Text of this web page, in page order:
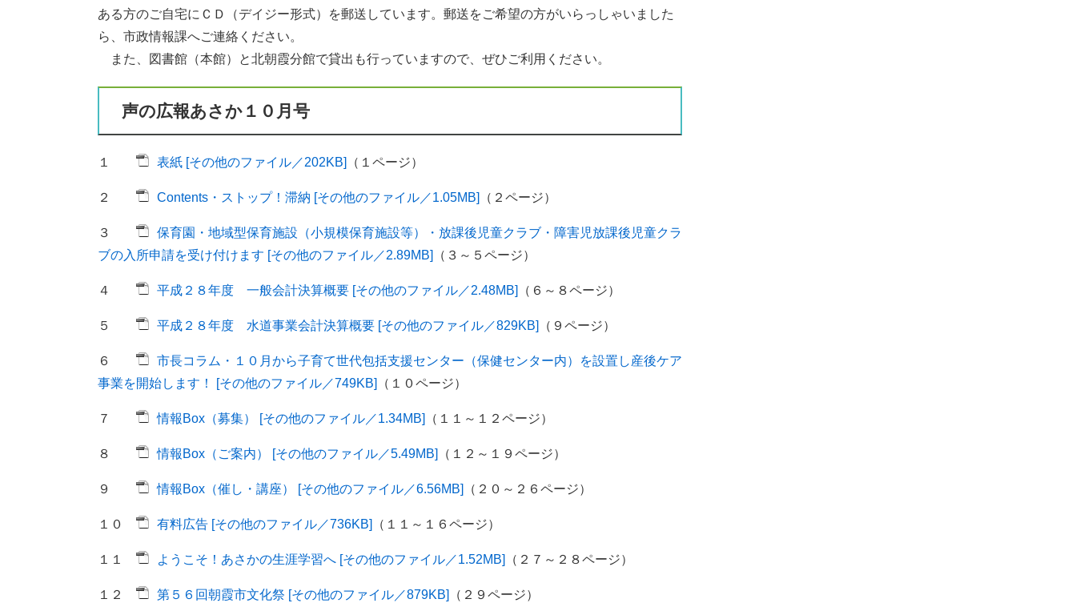
ある方のご自宅にＣＤ（デイジー形式）を郵送しています。郵送をご希望の方がいらっしゃいました
ら、市政情報課へご連絡ください。
また、図書館（本館）と北朝霞分館で貸出も行っていますので、ぜひご利用ください。
声の広報あさか１０月号
１ 表紙 [その他のファイル／202KB] （１ページ）
２ Contents・ストップ！滞納 [その他のファイル／1.05MB] （２ページ）
３
保育園・地域型保育施設（小規模保育施設等）・放課後児童クラブ・障害児放課後児童クラ
ブの入所申請を受け付けます [その他のファイル／2.89MB]
（３～５ページ）
４ 平成２８年度 一般会計決算概要 [その他のファイル／2.48MB] （６～８ページ）
５ 平成２８年度 水道事業会計決算概要 [その他のファイル／829KB] （９ページ）
６
市長コラム・１０月から子育て世代包括支援センター（保健センター内）を設置し産後ケア
事業を開始します！ [その他のファイル／749KB]
（１０ページ）
７ 情報Box（募集） [その他のファイル／1.34MB] （１１～１２ページ）
８ 情報Box（ご案内） [その他のファイル／5.49MB] （１２～１９ページ）
９ 情報Box（催し・講座） [その他のファイル／6.56MB] （２０～２６ページ）
１０ 有料広告 [その他のファイル／736KB] （１１～１６ページ）
１１ ようこそ！あさかの生涯学習へ [その他のファイル／1.52MB] （２７～２８ページ）
１２ 第５６回朝霞市文化祭 [その他のファイル／879KB] （２９ページ）